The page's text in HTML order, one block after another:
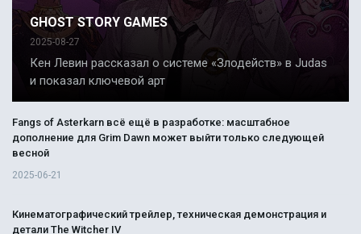
GHOST STORY GAMES
2025-08-27
Кен Левин рассказал о системе «Злодейств» в Judas
и показал ключевой арт
Fangs of Asterkarn всё ещё в разработке: масштабное
дополнение для Grim Dawn может выйти только следующей
весной
2025-06-21
Кинематографический трейлер, техническая демонстрация и
детали The Witcher IV